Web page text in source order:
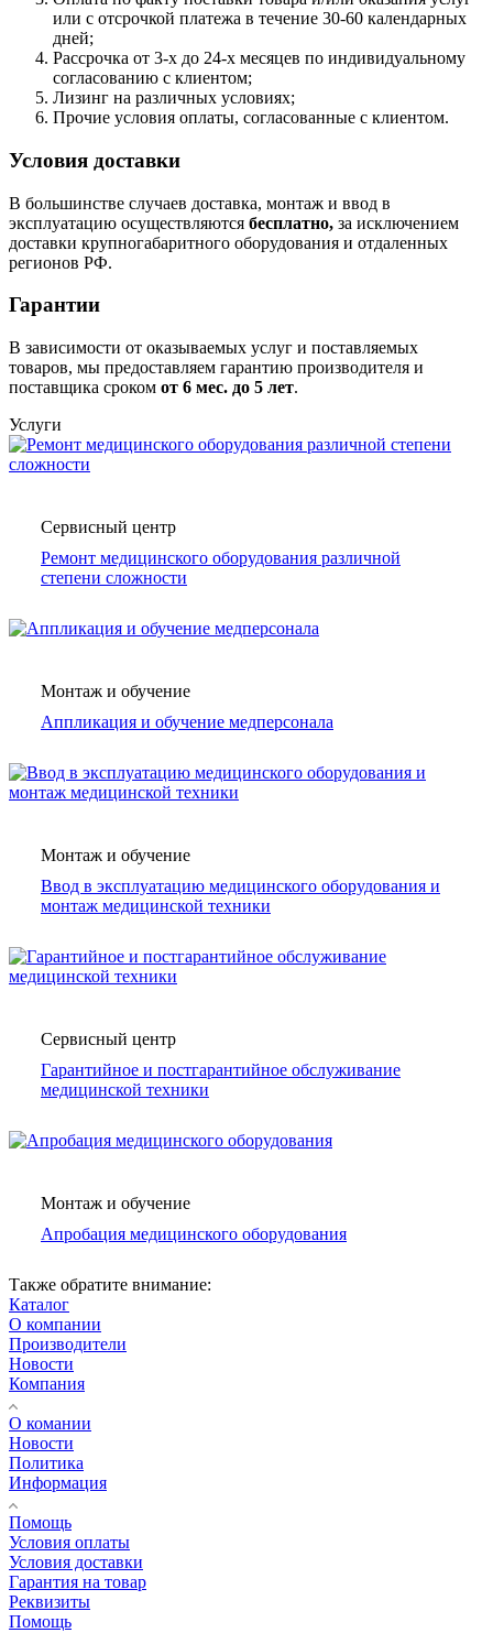
или с отсрочкой платежа в течение 30-60 календарных
дней;
Рассрочка от 3-х до 24-х месяцев по индивидуальному
согласованию с клиентом;
Лизинг на различных условиях;
Прочие условия оплаты, согласованные с клиентом.
Условия доставки
В большинстве случаев доставка, монтаж и ввод в
эксплуатацию осуществляются бесплатно, за исключением
доставки крупногабаритного оборудования и отдаленных
регионов РФ.
Гарантии
В зависимости от оказываемых услуг и поставляемых
товаров, мы предоставляем гарантию производителя и
поставщика сроком от 6 мес. до 5 лет.
Услуги
Сервисный центр
Ремонт медицинского оборудования различной
степени сложности
Монтаж и обучение
Аппликация и обучение медперсонала
Монтаж и обучение
Ввод в эксплуатацию медицинского оборудования и
монтаж медицинской техники
Сервисный центр
Гарантийное и постгарантийное обслуживание
медицинской техники
Монтаж и обучение
Апробация медицинского оборудования
Также обратите внимание:
Каталог
О компании
Производители
Новости
Компания
О комании
Новости
Политика
Информация
Помощь
Условия оплаты
Условия доставки
Гарантия на товар
Реквизиты
Помощь